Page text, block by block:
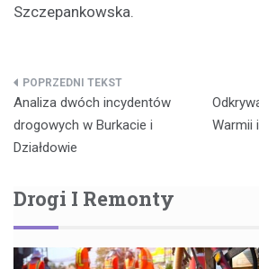
Szczepankowska.
Nawigacja
wpisu
Analiza dwóch incydentów
drogowych w Burkacie i
Działdowie
Warmii
Drogi I Remonty